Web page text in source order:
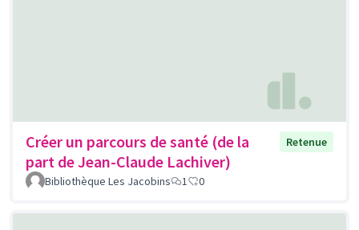
Créer un parcours de santé (de la
part de Jean-Claude Lachiver)
Retenue
Bibliothèque Les Jacobins 1 0